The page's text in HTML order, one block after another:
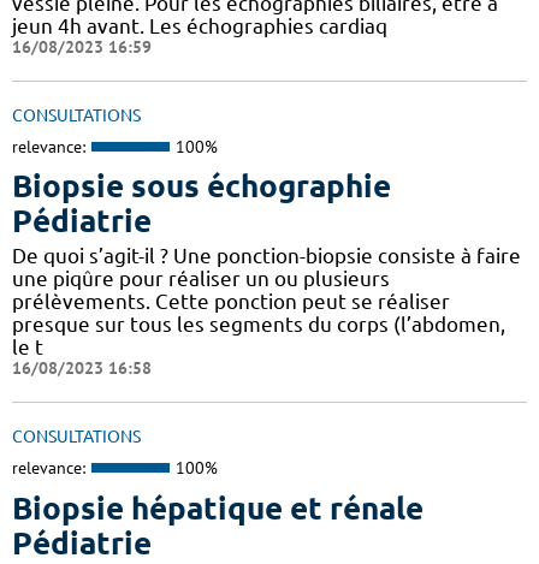
jeun 4h avant. Les échographies cardiaq
16/08/2023 16:59
CONSULTATIONS
relevance: 100%
Biopsie sous échographie
Pédiatrie
De quoi s’agit-il ? Une ponction-biopsie consiste à faire
une piqûre pour réaliser un ou plusieurs
prélèvements. Cette ponction peut se réaliser
presque sur tous les segments du corps (l’abdomen,
le t
16/08/2023 16:58
CONSULTATIONS
relevance: 100%
Biopsie hépatique et rénale
Pédiatrie